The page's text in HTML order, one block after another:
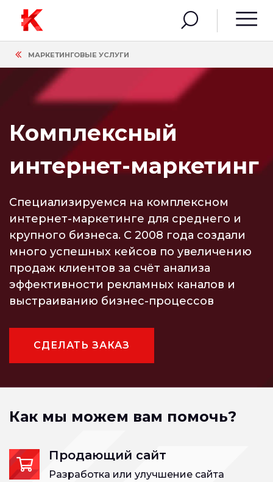
МАРКЕТИНГОВЫЕ УСЛУГИ
Комплексный
интернет-маркетинг
Специализируемся на комплексном
интернет-маркетинге для среднего и
крупного бизнеса. C 2008 года создали
много успешных кейсов по увеличению
продаж клиентов за счёт анализа
эффективности рекламных каналов и
выстраиванию бизнес-процессов
СДЕЛАТЬ ЗАКАЗ
Как мы можем вам помочь?
Продающий сайт
Разработка или улучшение сайта